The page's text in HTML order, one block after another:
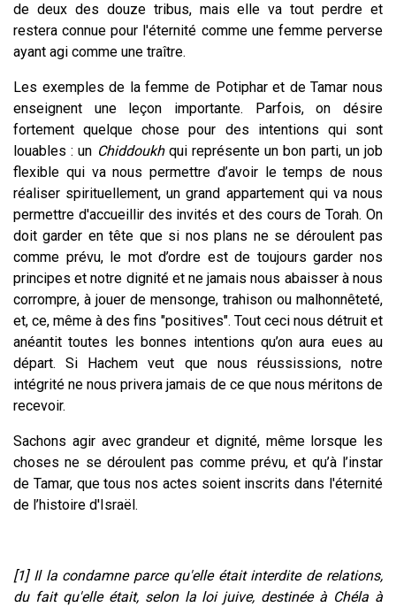
de deux des douze tribus, mais elle va tout perdre et
restera connue pour l'éternité comme une femme perverse
ayant agi comme une traître.
Les exemples de la femme de Potiphar et de Tamar nous
enseignent une leçon importante. Parfois, on désire
fortement quelque chose pour des intentions qui sont
louables : un Chiddoukhqui représente un bon parti, un job
flexible qui va nous permettre d’avoir le temps de nous
réaliser spirituellement, un grand appartement qui va nous
permettre d'accueillir des invités et des cours de Torah. On
doit garder en tête que si nos plans ne se déroulent pas
comme prévu, le mot d’ordre est de toujours garder nos
principes et notre dignité et ne jamais nous abaisser à nous
corrompre, à jouer de mensonge, trahison ou malhonnêteté,
et, ce, même à des fins "positives". Tout ceci nous détruit et
anéantit toutes les bonnes intentions qu’on aura eues au
départ. Si Hachem veut que nous réussissions, notre
intégrité ne nous privera jamais de ce que nous méritons de
recevoir.
Sachons agir avec grandeur et dignité, même lorsque les
choses ne se déroulent pas comme prévu, et qu’à l’instar
de Tamar, que tous nos actes soient inscrits dans l'éternité
de l’histoire d'Israël.
[1] Il la condamne parce qu'elle était interdite de relations,
du fait qu'elle était, selon la loi juive, destinée à Chéla à